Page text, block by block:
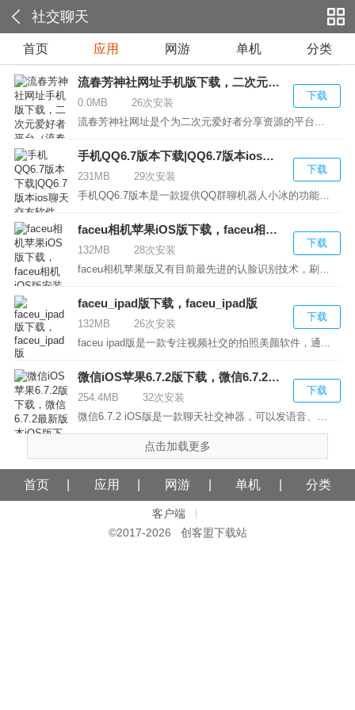
社交聊天
首页 应用 网游 单机 分类
流春芳神社网址手机版下载，二次元爱好者平台（流春芳神社网址）2024
0.0MB
26次安装
流春芳神社网址是个为二次元爱好者分享资源的平台，用...
下载
手机QQ6.7版本下载|QQ6.7版本ios聊天交友软件
231MB
29次安装
手机QQ6.7版本是一款提供QQ群聊机器人小冰的功能版本...
下载
faceu相机苹果iOS版下载，faceu相机iOS版安装
132MB
28次安装
faceu相机苹果版又有目前最先进的认脸识别技术，刷新...
下载
faceu_ipad版下载，faceu_ipad版
132MB
26次安装
faceu ipad版是一款专注视频社交的拍照美颜软件，通...
下载
微信iOS苹果6.7.2版下载，微信6.7.2最新版本iOS版下载
254.4MB
32次安装
微信6.7.2 iOS版是一款聊天社交神器，可以发语音、文...
下载
点击加载更多
首页 应用 网游 单机 分类
客户端
©2017-2026 创客盟下载站